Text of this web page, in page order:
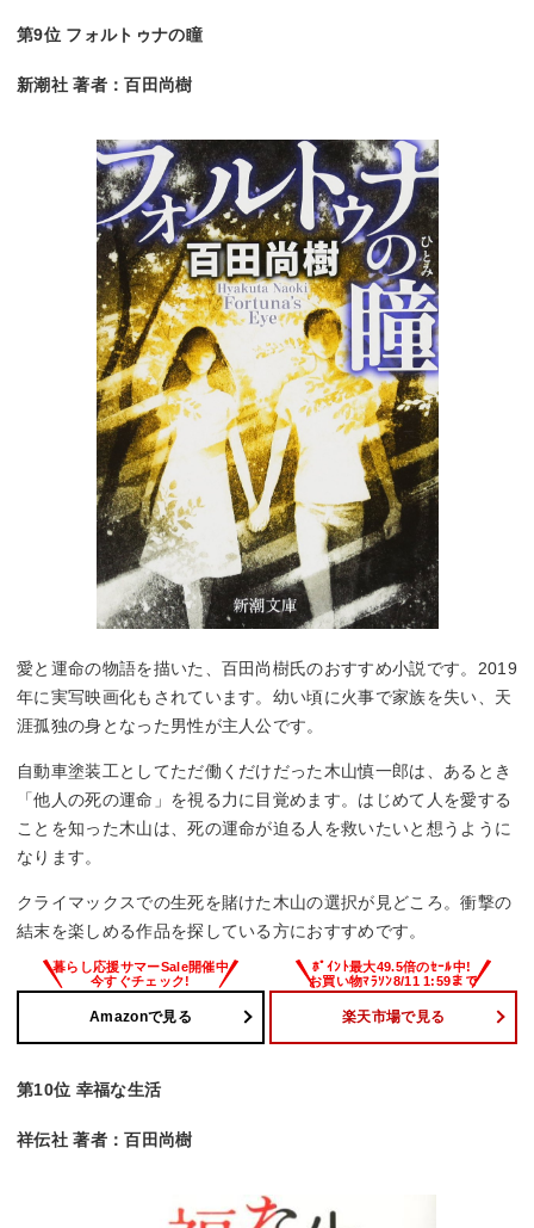
第9位 フォルトゥナの瞳
新潮社 著者：百田尚樹
愛と運命の物語を描いた、百田尚樹氏のおすすめ小説です。2019
年に実写映画化もされています。幼い頃に火事で家族を失い、天
涯孤独の身となった男性が主人公です。
自動車塗装工としてただ働くだけだった木山慎一郎は、あるとき
「他人の死の運命」を視る力に目覚めます。はじめて人を愛する
ことを知った木山は、死の運命が迫る人を救いたいと想うように
なります。
クライマックスでの生死を賭けた木山の選択が見どころ。衝撃の
結末を楽しめる作品を探している方におすすめです。
Amazonで見る 楽天市場で見る
第10位 幸福な生活
祥伝社 著者：百田尚樹